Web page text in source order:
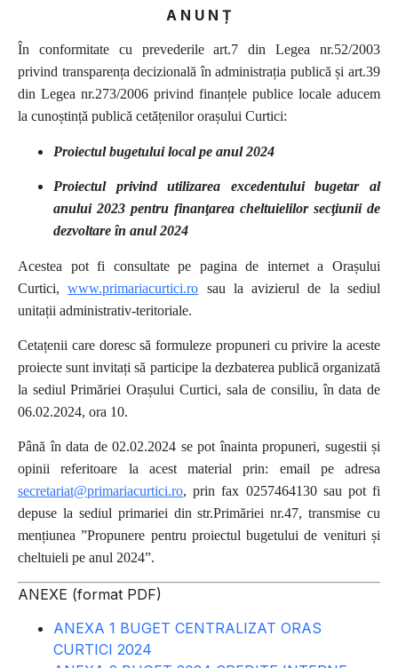
A N U N Ț
În conformitate cu prevederileart.7 din Legea nr.52/2003
privind transparența decizională în administrația publică și art.39
din Legea nr.273/2006 privind finanțele publice locale aducem
la cunoștință publică cetățenilor orașului Curtici:
Proiectul bugetului local pe anul 2024
Proiectul privind utilizarea excedentului bugetar al
anului 2023 pentru finanţarea cheltuielilor secţiunii de
dezvoltare în anul 2024
Acestea pot fi consultate pe pagina de internet a Orașului
Curtici,www.primariacurtici.ro sau la avizierul de la sediul
unitații administrativ-teritoriale.
Cetațenii care doresc să formuleze propuneri cu privire la aceste
proiecte sunt invitați să participe la dezbaterea publică organizată
la sediul Primăriei Orașului Curtici, sala de consiliu, în data de
06.02.2024, ora 10.
Până în data de 02.02.2024 se pot înainta propuneri, sugestii și
opinii referitoare la acest material prin: email pe adresa
secretariat@primariacurtici.ro, prin fax 0257464130 sau pot fi
depuse la sediul primariei din str.Primăriei nr.47, transmise cu
mențiunea ”Propunere pentru proiectul bugetului de venituri și
cheltuieli pe anul 2024”.
ANEXE (format PDF)
ANEXA 1 BUGET CENTRALIZAT ORAS
CURTICI 2024